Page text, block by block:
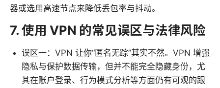
器或选用高速节点来降低丢包率与抖动。
7. 使用 VPN 的常见误区与法律风险
误区一：VPN 让你“匿名无踪”其实不然。VPN 增强
隐私与保护数据传输，但并不能完全隐藏身份，尤
其在账户登录、行为模式分析等方面仍有可观的跟